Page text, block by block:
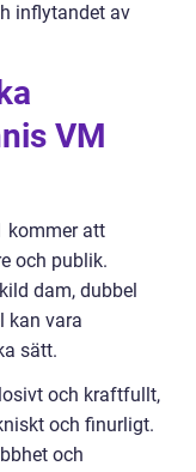
inflytandet av
VM
kommer att
och publik.
dam, dubbel
kan vara
sätt.
och kraftfullt,
och finurligt.
och